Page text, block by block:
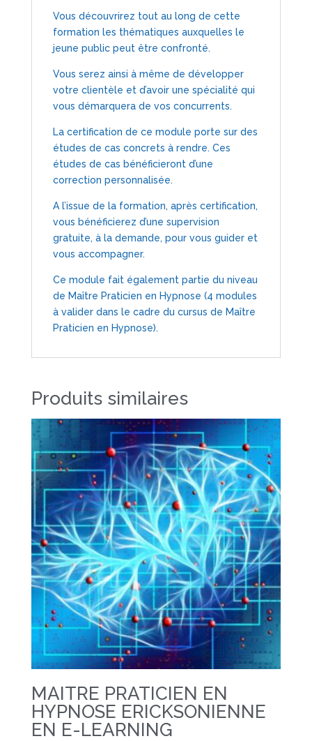
Vous découvrirez tout au long de cette
formation les thématiques auxquelles le
jeune public peut être confronté.
Vous serez ainsi à même de développer
votre clientèle et d’avoir une spécialité qui
vous démarquera de vos concurrents.
La certification de ce module porte sur des
études de cas concrets à rendre. Ces
études de cas bénéficieront d’une
correction personnalisée.
A l’issue de la formation, après certification,
vous bénéficierez d’une supervision
gratuite, à la demande, pour vous guider et
vous accompagner.
Ce module fait également partie du niveau
de Maître Praticien en Hypnose (4 modules
à valider dans le cadre du cursus de Maître
Praticien en Hypnose).
Produits similaires
MAITRE PRATICIEN EN
HYPNOSE ERICKSONIENNE
EN E-LEARNING